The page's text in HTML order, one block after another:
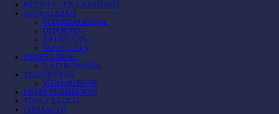
REVISTA – EN LA NOTICIA
ACTUALIDAD
INTERNACIONAL
DEPORTES
ARTÍCULOS
ESPECIALES
EMPRESARIAL
GASTRONOMÍA
TECNOLOGÍA
VIDEOJUEGOS
ENTRETENIMIENTO
VIDA Y ESTILO
CONTACTO